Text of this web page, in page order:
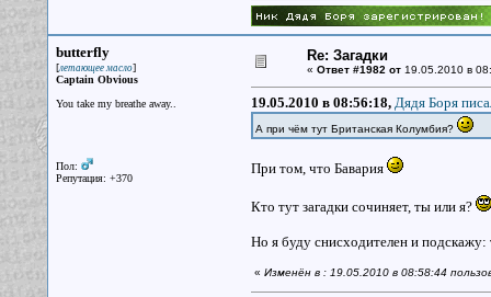
butterfly
[летающее масло]
Captain Obvious
You take my breathe away..
Пол:
Репутация: +370
Re: Загадки
« Ответ #1982 от19.05.2010 в
19.05.2010 в 08:56:18, Дядя Боря
А при чём тут Британская Колумбия?
При том, что Бавария
Кто тут загадки сочиняет, ты или я?
Но я буду снисходителен и подскажу:
« Изменён в : 19.05.2010 в 08:58:44